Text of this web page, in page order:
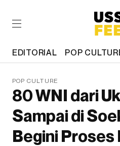
EDITORIAL POP
POP CULTURE
80 WNI dari
Sampai di
Begini Proses